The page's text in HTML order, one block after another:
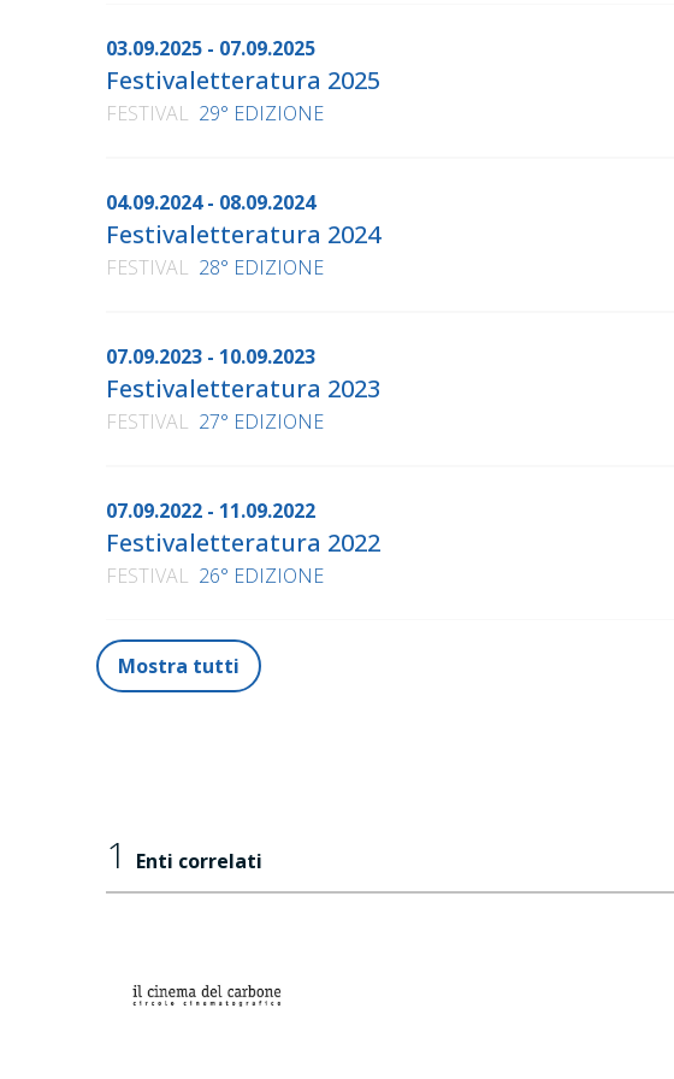
03.09.2025 - 07.09.2025
Festivaletteratura 2025
FESTIVAL 29° EDIZIONE
04.09.2024 - 08.09.2024
Festivaletteratura 2024
FESTIVAL 28° EDIZIONE
07.09.2023 - 10.09.2023
Festivaletteratura 2023
FESTIVAL 27° EDIZIONE
07.09.2022 - 11.09.2022
Festivaletteratura 2022
FESTIVAL 26° EDIZIONE
Mostra tutti
1 Enti correlati